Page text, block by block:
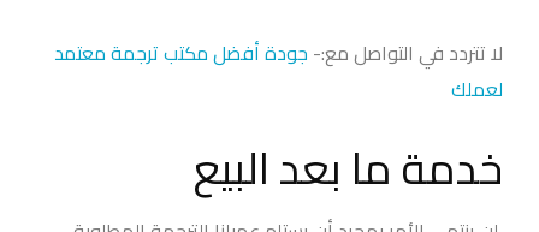
لا تتردد في التواصل مع:- جودة أفضل مكتب ترجمة معتمد
لعملك
خدمة ما بعد البيع